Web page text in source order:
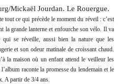
Mickaël Jourdan. Le Rouergue.
tout ce qui précède le moment du réveil : c’est
la grande lanterne et enfourche son vélo. Il va
se réveille, aussi bien la nature que les
et son odeur matinale de croissant chaud.
la maison où un enfant attend le veilleur les
raconte la promesse du lendemain et le
A partir de 3/4 ans.